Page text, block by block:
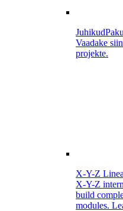
Juhikud
Vaadake
projekte.
X-Y-Z
X-Y-Z
build
modules.